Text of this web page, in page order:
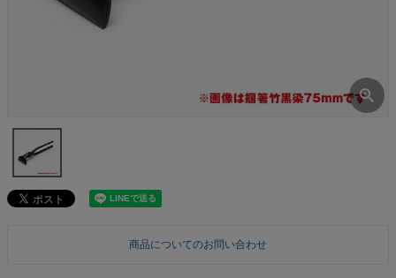
商品についてのお問い合わせ